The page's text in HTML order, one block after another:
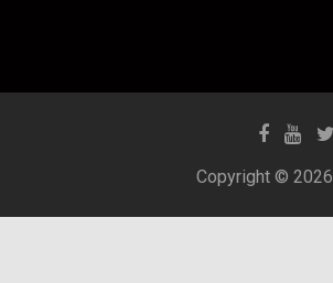
Copyright © 2026